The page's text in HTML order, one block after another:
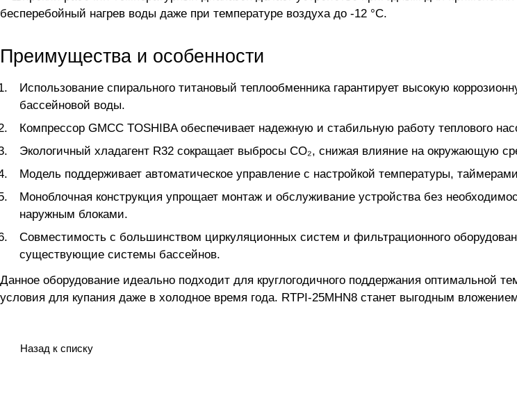
бесперебойный нагрев воды даже при температуре воздуха до -12 °C.
Преимущества и особенности
Использование спирального титановый теплообменника гарантирует высокую
бассейновой воды.
Компрессор GMCC TOSHIBA обеспечивает надежную и стабильную работу теплового
Экологичный хладагент R32 сокращает выбросы CO₂, снижая влияние на окружающую
Модель поддерживает автоматическое управление с настройкой температуры,
Моноблочная конструкция упрощает монтаж и обслуживание устройства без
наружным блоками.
Совместимость с большинством циркуляционных систем и фильтрационного
существующие системы бассейнов.
Данное оборудование идеально подходит для круглогодичного поддержания оптимальной
условия для купания даже в холодное время года. RTPI-25MHN8 станет выгодным
Назад к списку